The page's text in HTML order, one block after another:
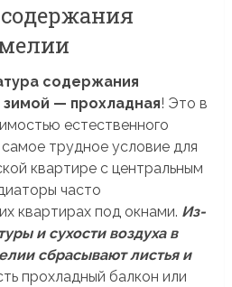
содержания
— прохладная! Это в
естественного
трудное условие для
квартире с центральным
часто
квартирах под окнами. Из-
и сухости воздуха в
сбрасывают листья и
прохладный балкон или